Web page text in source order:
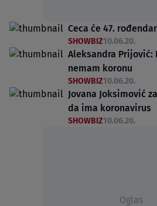
Ceca će 47.
SHOWBIZ10.06.20.
Aleksandra Prijović:
nemam koronu
SHOWBIZ10.06.20.
Jovana Joksimović
da ima koronavirus
SHOWBIZ10.06.20.
Oglas